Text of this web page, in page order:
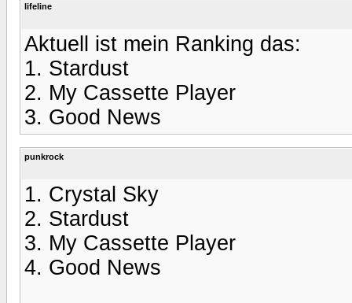
lifeline
Aktuell ist mein Ranking das:
1. Stardust
2. My Cassette Player
3. Good News
punkrock
1. Crystal Sky
2. Stardust
3. My Cassette Player
4. Good News